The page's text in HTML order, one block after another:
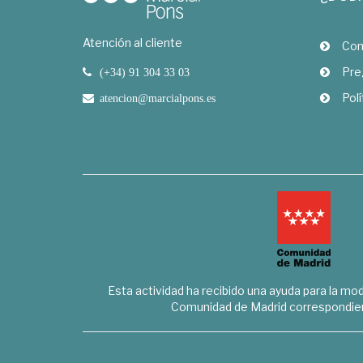
Atención al cliente
(+34) 91 304 33 03
atencion@marcialpons.es
Esta actividad ha recibido una ayuda para la
Comunidad de Madrid